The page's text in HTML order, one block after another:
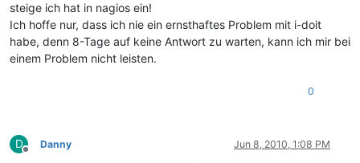
steige ich hat in nagios ein!
Ich hoffe nur, dass ich nie ein ernsthaftes Problem mit i-doit
habe, denn 8-Tage auf keine Antwort zu warten, kann ich mir bei
einem Problem nicht leisten.
0
D
Offline
Danny Jun 8, 2010, 1:08 PM